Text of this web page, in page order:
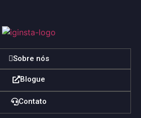
Sobre nós
Blogue
Contato